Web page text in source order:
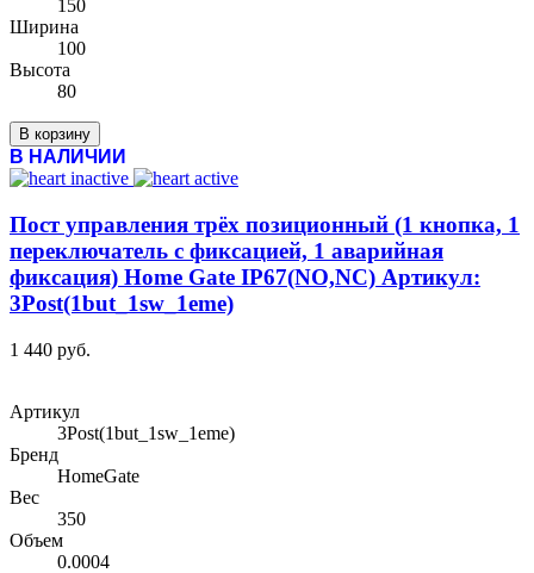
150
Ширина
100
Высота
80
В корзину
В НАЛИЧИИ
Пост управления трёх позиционный (1 кнопка, 1
переключатель с фиксацией, 1 аварийная
фиксация) Home Gate IP67(NO,NC) Артикул:
3Post(1but_1sw_1eme)
1 440 руб.
Артикул
3Post(1but_1sw_1eme)
Бренд
HomeGate
Вес
350
Объем
0.0004